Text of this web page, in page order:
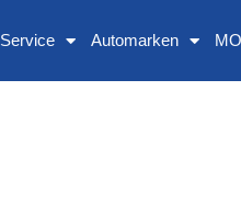
Service Automarken